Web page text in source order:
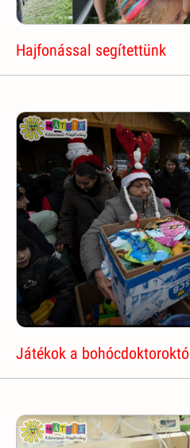
Hajfonással segítettünk
Játékok a bohócdoktoroktól